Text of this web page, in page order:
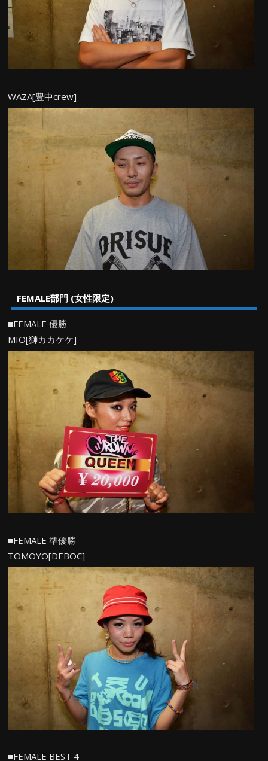
WAZA[豊中crew]
FEMALE部門 (女性限定)
■FEMALE 優勝
MIO[獅カカケケ]
■FEMALE 準優勝
TOMOYO[DEBOC]
■FEMALE BEST 4